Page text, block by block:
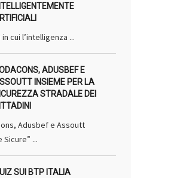
cui l’intelligenza ...
ADUSBEF E
INSIEME PER LA
STRADALE DEI
Adusbef e Assoutt
...
SUI BTP ITALIA